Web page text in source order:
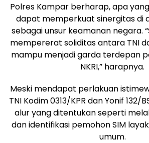
Polres Kampar berharap, apa
dapat memperkuat sinergitas di
sebagai unsur keamanan negara.
mempererat soliditas antara TNI
mampu menjadi garda terdepan
NKRI,” harapnya.
Meski mendapat perlakuan
TNI Kodim 0313/KPR dan Yonif
alur yang ditentukan seperti
dan identifikasi pemohon SIM
umum.